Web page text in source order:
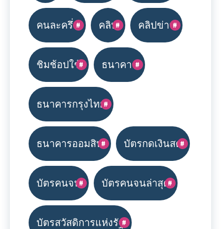
คนละครึ่ง คลิป คลิปข่าว
ชิมช้อปใช้ ธนาคาร
ธนาคารกรุงไทย
ธนาคารออมสิน บัตรกดเงินสด
บัตรคนจน บัตรคนจนล่าสุด
บัตรสวัสดิการแห่งรัฐ